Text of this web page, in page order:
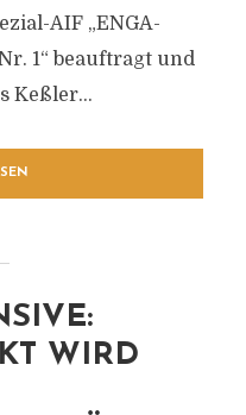
AIF „ENGA-
1“ beauftragt und
Keßler...
WIRD